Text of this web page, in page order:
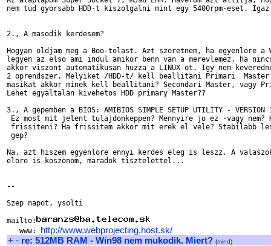
nem tud gyorsabb HDD-t kiszolgalni mint egy 5400rpm-eset. Igaz
2., A masodik kerdesem?
Hogyan oldjam meg a Boo-tolast. Azt szeretnem, ha egyenlore a
legyen az elso ami indul amikor benn van a merevlemez, ha
akkor viszont automatikusan huzza a LINUX-ot. Igy nem
2 oprendszer. Melyiket /HDD-t/ kell beallitani Primari
masikat akkor minek kell beallitani? Secondari Master, vagy
Lehet egyaltalan kivehetos HDD primary Master??
3., A gepemben a BIOS: AMIBIOS SIMPLE SETUP UTILITY - VERSION
Ez most mit jelent tulajdonkeppen? Mennyire jo ez -vagy nem?
frissiteni? Ha frissitem akkor mit erek el vele? Stabilabb
gep?
Na, azt hiszem egyenlore ennyi kerdes eleg is leszz. A
elore is koszonom, maradok tisztelettel...
--
Szep napot, ysolti
mailto:
   www:
http://www.webprojecting.host.sk/
+ - re: 512MB RAM - Win98 nem mukodik. Miert? (mind)